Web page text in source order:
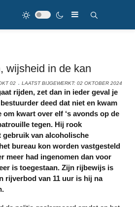
wijsheid in de kan
02 LAATST BIJGEWERKT: 02 OKTOBER 2024
deed dat niet en kwam
kwart over elf ‘s avonds op de
tegen. Hij rook
gebruik van alcoholische
bureau kon worden vastgesteld
meer had ingenomen dan voor
is toegestaan. Zijn rijbewijs is
rijverbod van 11 uur is hij na